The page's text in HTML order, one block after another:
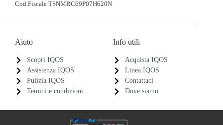
Cod.Fiscale TSNMRC69P07H620N
Aiuto
Scopri IQOS
Assistenza IQOS
Pulizia IQOS
Temini e condizioni
Info utili
Acquista IQOS
Linea IQOS
Contattaci
Dove siamo